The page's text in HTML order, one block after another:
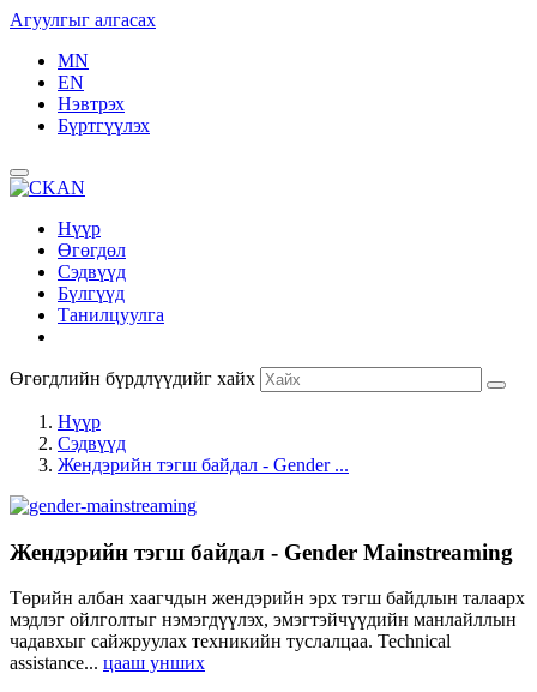
Агуулгыг алгасах
MN
EN
Нэвтрэх
Бүртгүүлэх
Нүүр
Өгөгдөл
Сэдвүүд
Бүлгүүд
Танилцуулга
Өгөгдлийн бүрдлүүдийг хайх
Нүүр
Сэдвүүд
Жендэрийн тэгш байдал - Gender ...
Жендэрийн тэгш байдал - Gender Mainstreaming
Төрийн албан хаагчдын жендэрийн эрх тэгш байдлын талаарх
мэдлэг ойлголтыг нэмэгдүүлэх, эмэгтэйчүүдийн манлайллын
чадавхыг сайжруулах техникийн туслалцаа. Technical
assistance... цааш унших